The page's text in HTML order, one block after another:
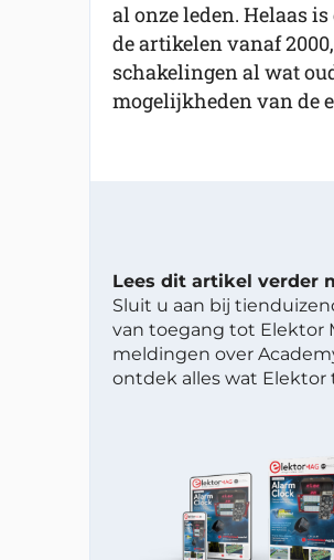
al onze leden. Helaas
de artikelen vanaf
schakelingen al wat
mogelijkheden van de
Lees dit artikel verder
Sluit u aan bij
van toegang tot Elektor
meldingen over
ontdek alles wat Elektor